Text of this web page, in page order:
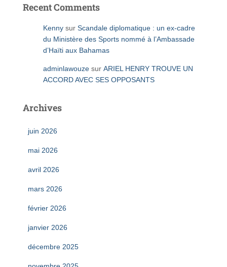
Recent Comments
Kenny sur Scandale diplomatique : un ex-cadre
du Ministère des Sports nommé à l’Ambassade
d’Haïti aux Bahamas
adminlawouze sur ARIEL HENRY TROUVE UN
ACCORD AVEC SES OPPOSANTS
Archives
juin 2026
mai 2026
avril 2026
mars 2026
février 2026
janvier 2026
décembre 2025